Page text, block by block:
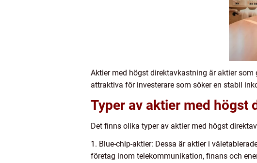
Aktier med högst direktavkastning är aktier
attraktiva för investerare som söker en stabil
Typer av aktier med högst
Det finns olika typer av aktier med högst
1. Blue-chip-aktier: Dessa är aktier i
företag inom telekommunikation, finans och